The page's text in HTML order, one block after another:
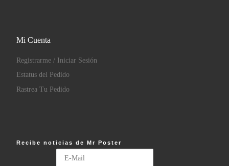
Mi Cuenta
Registrarme / Iniciar Sesión
Estatus del Pedido
Rastrea Tu Pedido
Recibe noticias de Mr Poster